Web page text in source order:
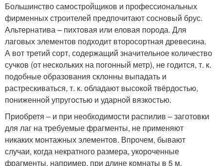
Большинство самостройщиков и профессиональных
фирменных строителей предпочитают сосновый брус.
Альтернатива – пихтовая или еловая порода. Для
лаговых элементов подходит второсортная древесина.
А вот третий сорт, содержащий значительное количество
сучков (от нескольких на погонный метр), не годится, т. к.
подобные образования склонны выпадать и
растрескиваться, т. к. обладают высокой твёрдостью,
пониженной упругостью и ударной вязкостью.
Приобретя – и при необходимости распилив – заготовки
для лаг на требуемые фрагменты, не применяют
никаких монтажных элементов. Впрочем, бывают
случаи, когда некратного размера, укороченные
фрагменты, например, при длине комнаты в 5 м,